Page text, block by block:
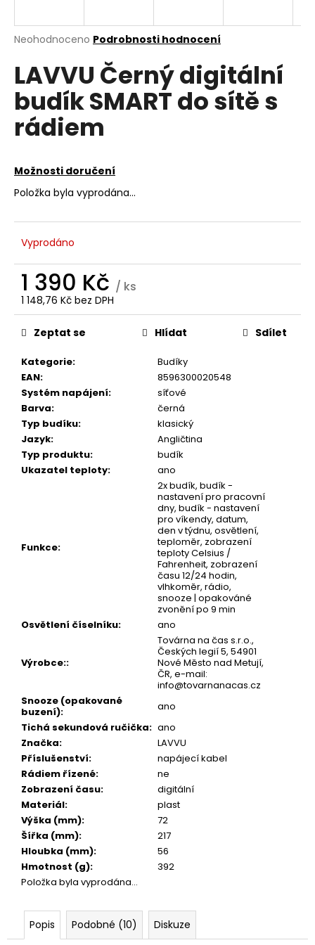
Průměrné
produktu
je
0,0
5
hvězdiček.
Neohodnoceno Podrobnosti hodnocení
LAVVU Černý digitální
budík SMART do sítě s
rádiem
Možnosti doručení
Položka byla vyprodána…
Vyprodáno
1 390 Kč / ks
1 148,76 Kč bez DPH
Měrná
cena:
Kategorie:
Budíky
EAN:
8596300020548
Systém napájení:
síťové
Barva:
černá
Typ budíku:
klasický
Jazyk:
Angličtina
Typ produktu:
budík
Ukazatel teploty: ano
Funkce:
2x budík, budík -
nastavení pro pracovní
dny, budík - nastavení
pro víkendy, datum,
den v týdnu, osvětlení,
teploměr, zobrazení
teploty Celsius /
Fahrenheit, zobrazení
času 12/24 hodin,
vlhkoměr, rádio,
snooze | opakováné
zvonění po 9 min
Osvětlení číselníku: ano
Výrobce::
Továrna na čas s.r.o.,
Českých legií 5, 54901
Nové Město nad Metují,
ČR, e-mail:
info@tovarnanacas.cz
Snooze (opakované
buzení):
ano
Tichá sekundová ručička: ano
Značka:
LAVVU
Příslušenství:
napájecí kabel
Rádiem řízené:
ne
Zobrazení času:
digitální
Materiál:
plast
Výška (mm):
72
Šířka (mm):
217
Hloubka (mm):
56
Hmotnost (g):
392
Položka byla vyprodána…
Zeptat se Hlídat Sdílet
Popis Podobné (10) Diskuze
j
t
?
D
o
o
u
č
u
e
m
e